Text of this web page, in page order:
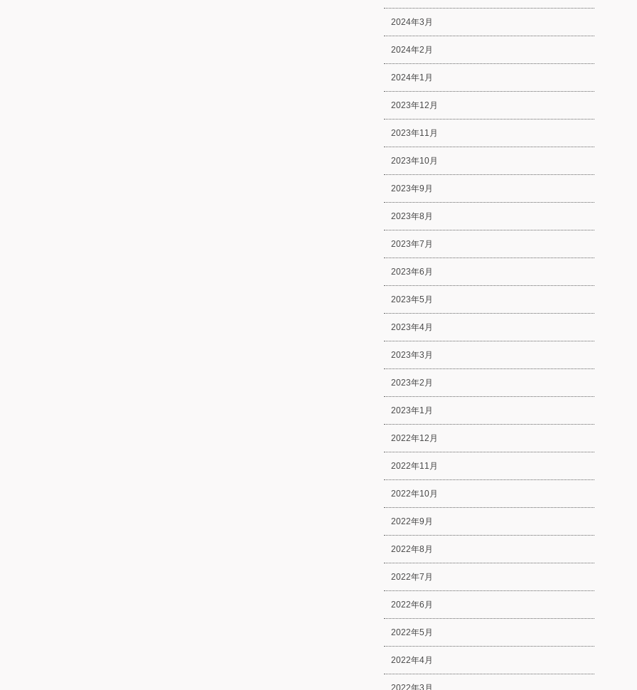
2024年3月
2024年2月
2024年1月
2023年12月
2023年11月
2023年10月
2023年9月
2023年8月
2023年7月
2023年6月
2023年5月
2023年4月
2023年3月
2023年2月
2023年1月
2022年12月
2022年11月
2022年10月
2022年9月
2022年8月
2022年7月
2022年6月
2022年5月
2022年4月
2022年3月